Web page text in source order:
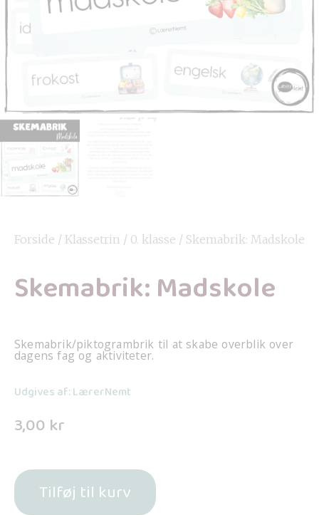
Forside / Klassetrin / 0. klasse / Skemabrik: Madskole
Skemabrik: Madskole
Skemabrik/piktogrambrik til at skabe overblik over
dagens fag og aktiviteter.
Udgives af: LærerNemt
3,00 kr
Tilføj til kurv